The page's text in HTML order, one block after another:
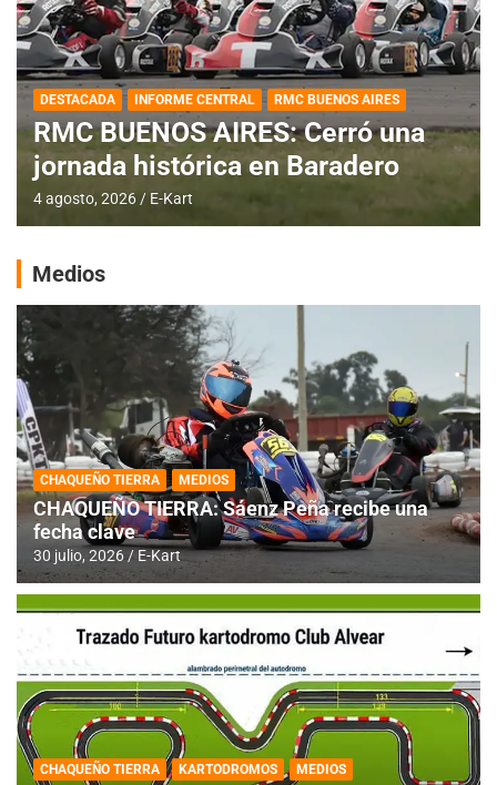
DESTACADA INFORME CENTRAL RMC BUENOS AIRES
RMC BUENOS AIRES: Cerró una
jornada histórica en Baradero
4 agosto, 2026 E-Kart
Medios
CHAQUEÑO TIERRA MEDIOS
CHAQUEÑO TIERRA: Sáenz Peña recibe una
fecha clave
30 julio, 2026 E-Kart
CHAQUEÑO TIERRA KARTODROMOS MEDIOS